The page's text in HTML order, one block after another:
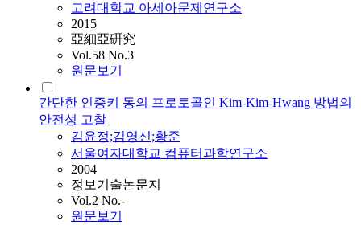
고려대학교 아세아문제연구소
2015
亞細亞硏究
Vol.58 No.3
원문보기
간단한 인증키 동의 프로토콜인 Kim-Kim-Hwang 방법의
안전성 고찰
김윤정;김영신;황준
서울여자대학교 컴퓨터과학연구소
2004
정보기술논문지
Vol.2 No.-
원문보기